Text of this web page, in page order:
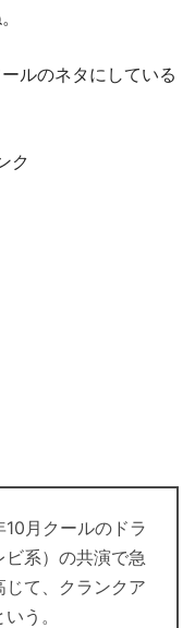
ルのネタにしている
ク
月クールのドラ
系）の共演で急
て、クランクア
う。